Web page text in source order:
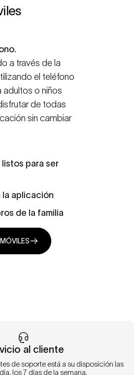
a través de la
el teléfono
adultos o niños
de todas
sin cambiar
para ser
la aplicación
de la familia
al cliente
de soporte está a su disposición las
los 7 días de la semana.